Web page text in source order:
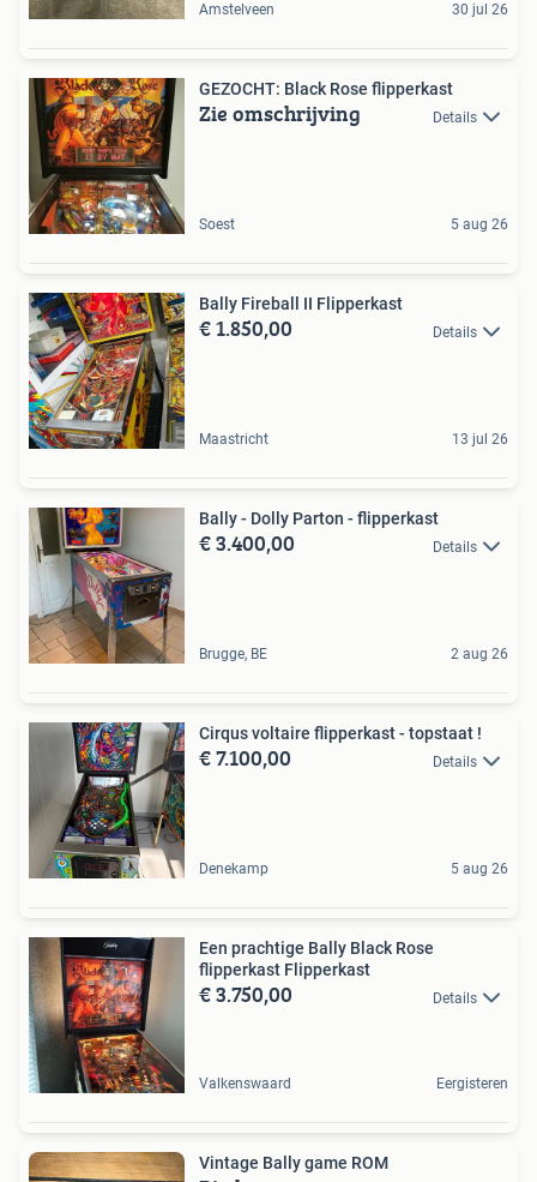
Amstelveen 30 jul 26
GEZOCHT: Black Rose flipperkast
Zie omschrijving Details
Soest 5 aug 26
Bally Fireball II Flipperkast
€ 1.850,00 Details
Maastricht 13 jul 26
Bally - Dolly Parton - flipperkast
€ 3.400,00 Details
Brugge, BE 2 aug 26
Cirqus voltaire flipperkast - topstaat !
€ 7.100,00 Details
Denekamp 5 aug 26
Een prachtige Bally Black Rose
flipperkast Flipperkast
€ 3.750,00 Details
Valkenswaard Eergisteren
Vintage Bally game ROM